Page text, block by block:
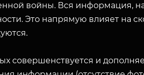
войны. Вся информация,
Это напрямую влияет на
совершенствуется и